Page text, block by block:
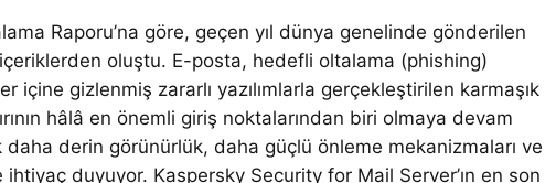
Raporu’na göre, geçen yıl dünya genelinde gönderilen
içeriklerden oluştu. E-posta, hedefli oltalama (phishing)
içine gizlenmiş zararlı yazılımlarla gerçekleştirilen karmaşık
hâlâ en önemli giriş noktalarından biri olmaya devam
derin görünürlük, daha güçlü önleme mekanizmaları ve
duyuyor. Kaspersky Security for Mail Server’ın en son